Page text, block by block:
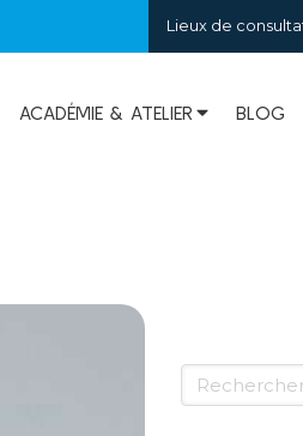
Lieux de
ACADÉMIE & ATELIER BLOG
Rechercher